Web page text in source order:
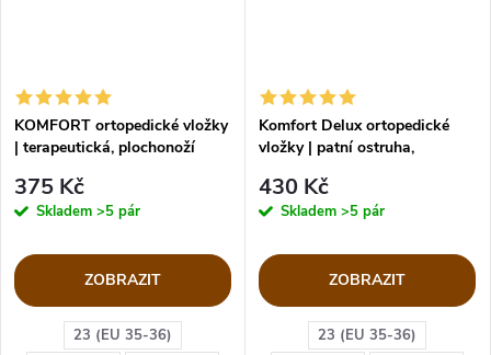
23 (EU 35-36)
KOMFORT ortopedické vložky
| terapeutická, plochonoží
375 Kč
Skladem >5 pár
ZOBRAZIT
23 (EU 35-36)
Komfort Delux ortopedické
vložky | patní ostruha,
430 Kč
Skladem >5 pár
ZOBRAZIT